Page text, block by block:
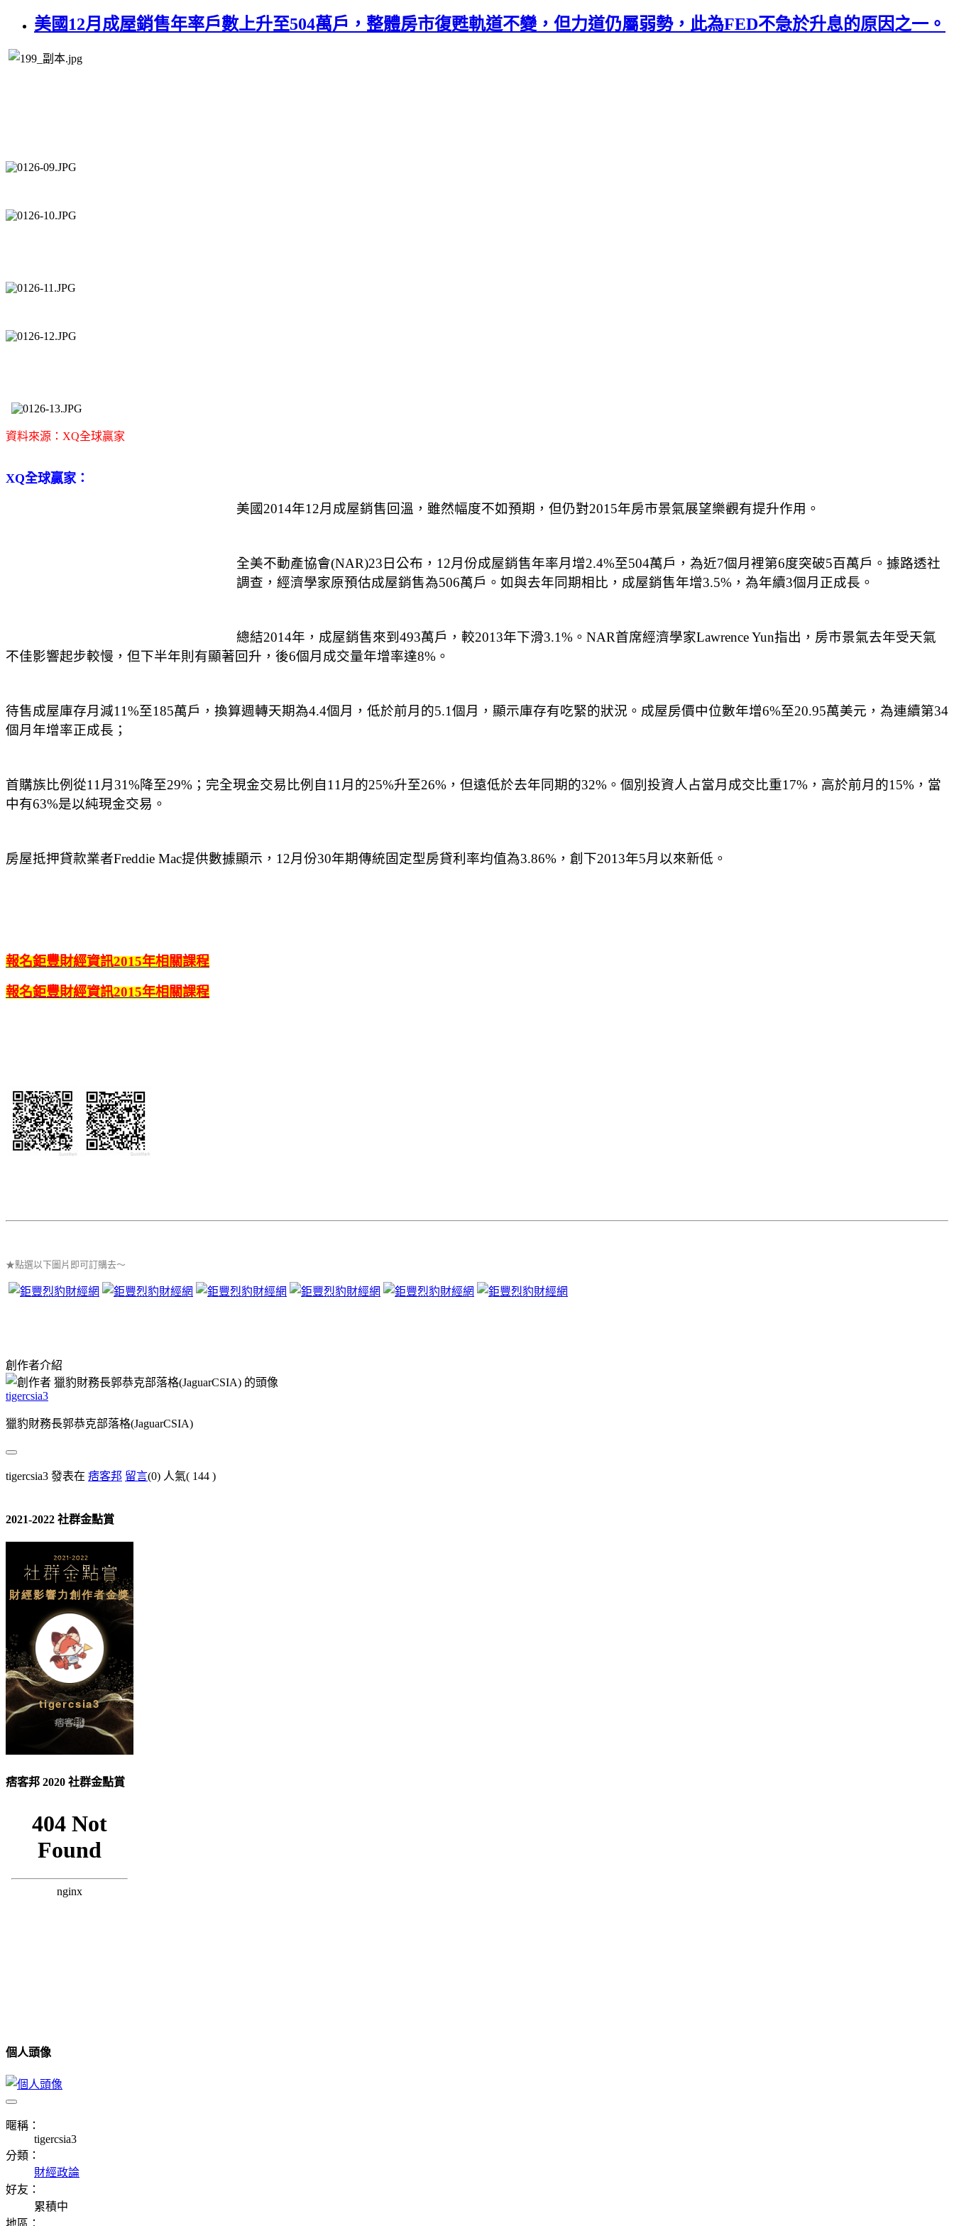
美國12月成屋銷售年率戶數上升至504萬戶，整體房市復甦軌道不變，但力道仍屬弱勢，此為FED不急於升息的原因之一。
資料來源：XQ全球贏家
XQ全球贏家：
美國2014年12月成屋銷售回溫，雖然幅度不如預期，但仍對2015年房市景氣展望樂觀有提升作用。
全美不動產協會(NAR)23日公布，12月份成屋銷售年率月增2.4%至504萬戶，為近7個月裡第6度突破5百萬戶。據路透社
調查，經濟學家原預估成屋銷售為506萬戶。如與去年同期相比，成屋銷售年增3.5%，為年續3個月正成長。
總結2014年，成屋銷售來到493萬戶，較2013年下滑3.1%。NAR首席經濟學家Lawrence Yun指出，房市景氣去年受天氣
不佳影響起步較慢，但下半年則有顯著回升，後6個月成交量年增率達8%。
待售成屋庫存月減11%至185萬戶，換算週轉天期為4.4個月，低於前月的5.1個月，顯示庫存有吃緊的狀況。成屋房價中位數年增6%至20.95萬美元，為連續第34
個月年增率正成長；
首購族比例從11月31%降至29%；完全現金交易比例自11月的25%升至26%，但遠低於去年同期的32%。個別投資人占當月成交比重17%，高於前月的15%，當
中有63%是以純現金交易。
房屋抵押貸款業者Freddie Mac提供數據顯示，12月份30年期傳統固定型房貸利率均值為3.86%，創下2013年5月以來新低。
報名鉅豐財經資訊2015年相關課程
報名鉅豐財經資訊2015年相關課程
★點選以下圖片即可訂購去～
創作者介紹
tigercsia3
獵豹財務長郭恭克部落格(JaguarCSIA)
tigercsia3 發表在 痞客邦 留言(0) 人氣( 144 )
2021-2022 社群金點賞
痞客邦 2020 社群金點賞
個人頭像
暱稱：
tigercsia3
分類：
財經政論
好友：
累積中
地區：